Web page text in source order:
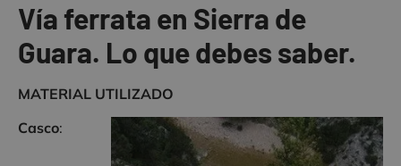
Vía ferrata en Sierra de
Guara. Lo que debes saber.
MATERIAL UTILIZADO
Casco: